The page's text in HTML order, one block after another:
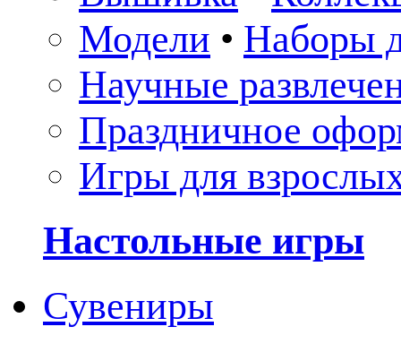
Модели • Наборы
Научные
Праздничное
Игры для
Настольные игры
Сувениры